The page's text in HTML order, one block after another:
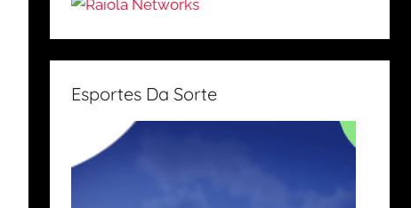
Esportes Da Sorte